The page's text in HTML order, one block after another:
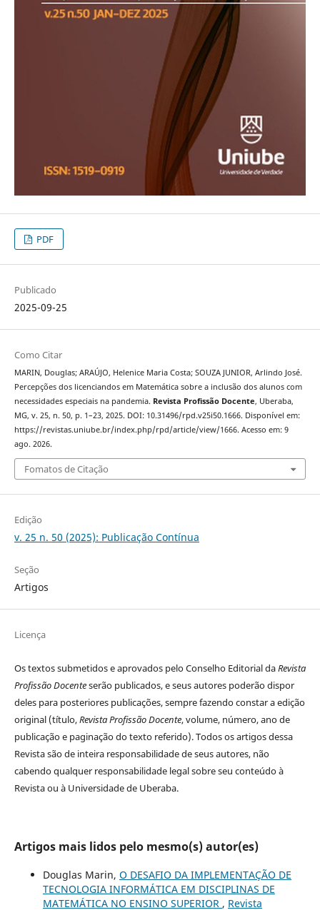
PDF
Publicado
2025-09-25
Como Citar
MARIN, Douglas; ARAÚJO, Helenice Maria Costa; SOUZA JUNIOR, Arlindo José.
Percepções dos licenciandos em Matemática sobre a inclusão dos alunos com
necessidades especiais na pandemia. Revista Profissão Docente, Uberaba,
MG, v. 25, n. 50, p. 1–23, 2025. DOI: 10.31496/rpd.v25i50.1666. Disponível em:
https://revistas.uniube.br/index.php/rpd/article/view/1666. Acesso em: 9
ago. 2026.
Fomatos de Citação
Edição
v. 25 n. 50 (2025): Publicação Contínua
Seção
Artigos
Licença
Os textos submetidos e aprovados pelo Conselho Editorial daRevista
Profissão Docenteserão publicados, e seus autores poderão dispor
deles para posteriores publicações, sempre fazendo constar a edição
original (título,Revista Profissão Docente, volume, número, ano de
publicação e paginação do texto referido). Todos os artigos dessa
Revista são de inteira responsabilidade de seus autores, não
cabendo qualquer responsabilidade legal sobre seu conteúdo à
Revista ou à Universidade de Uberaba.
Artigos mais lidos pelo mesmo(s) autor(es)
Douglas Marin, O DESAFIO DA IMPLEMENTAÇÃO DE
TECNOLOGIA INFORMÁTICA EM DISCIPLINAS DE
MATEMÁTICA NO ENSINO SUPERIOR , Revista